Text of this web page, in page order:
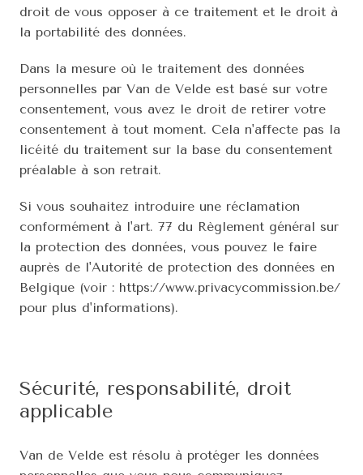
droit de vous opposer à ce traitement et le droit à
la portabilité des données.
Dans la mesure où le traitement des données
personnelles par Van de Velde est basé sur votre
consentement, vous avez le droit de retirer votre
consentement à tout moment. Cela n'affecte pas la
licéité du traitement sur la base du consentement
préalable à son retrait.
Si vous souhaitez introduire une réclamation
conformément à l'art. 77 du Règlement général sur
la protection des données, vous pouvez le faire
auprès de l'Autorité de protection des données en
Belgique (voir : https://www.privacycommission.be/
pour plus d'informations).
Sécurité, responsabilité, droit
applicable
Van de Velde est résolu à protéger les données